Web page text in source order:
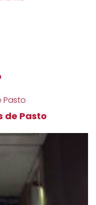
de Pasto